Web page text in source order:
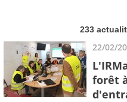
233
22/02/
forêt